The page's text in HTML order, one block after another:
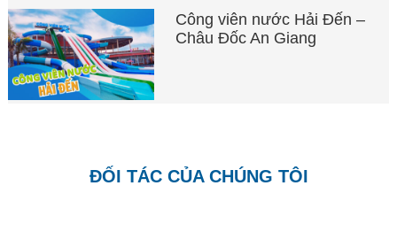
Công viên nước Hải Đến –
Châu Đốc An Giang
ĐỐI TÁC CỦA CHÚNG TÔI